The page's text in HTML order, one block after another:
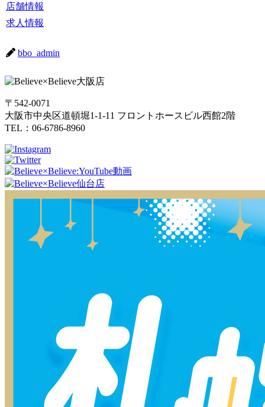
店舗情報
求人情報
bbo_admin
〒542-0071
大阪市中央区道頓堀1-1-11 フロントホースビル西館2階
TEL：06-6786-8960